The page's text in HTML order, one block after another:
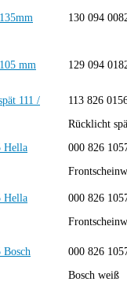
130 094
mm 129 094
111 /
113 826
Rücklicht
Hella
000 826
Hella
000 826
Bosch
000 826
Bosch weiß